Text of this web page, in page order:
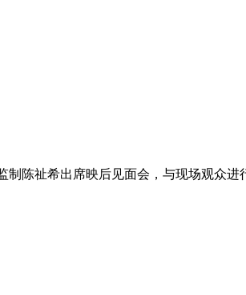
陈祉希出席映后见面会，与现场观众进